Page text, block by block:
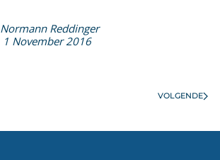
Normann Reddinger
1 November 2016
VOLGENDE